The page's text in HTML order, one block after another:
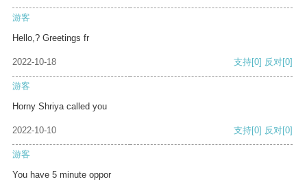
游客
Hello,? Greetings fr
2022-10-18 支持[0] 反对[0]
游客
Horny Shriya called you
2022-10-10 支持[0] 反对[0]
游客
You have 5 minute oppor